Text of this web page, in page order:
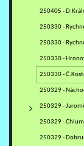
250405 -
250330 -
250330 -
250330 -
250330 -
250329 -
250329 -
250329 -
250329 -